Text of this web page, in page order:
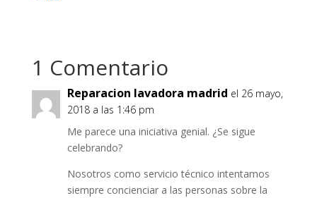
1 Comentario
Reparacion lavadora madrid el 26 mayo,
2018 a las 1:46 pm
Me parece una iniciativa genial. ¿Se sigue
celebrando?
Nosotros como servicio técnico intentamos
siempre concienciar a las personas sobre la